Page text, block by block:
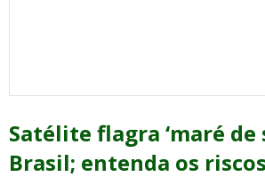
Satélite flagra ‘maré de
Brasil; entenda os riscos